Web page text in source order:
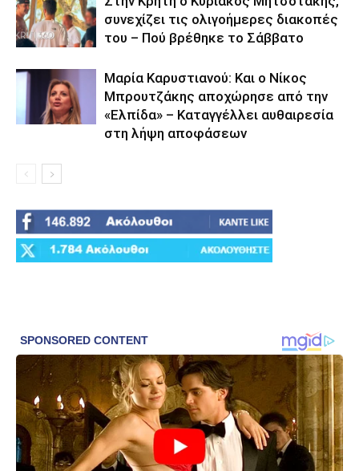
συνεχίζει τις ολιγοήμερες διακοπές
του – Πού βρέθηκε το Σάββατο
Μαρία Καρυστιανού: Και ο Νίκος
Μπρουτζάκης αποχώρησε από την
«Ελπίδα» – Καταγγέλλει αυθαιρεσία
στη λήψη αποφάσεων